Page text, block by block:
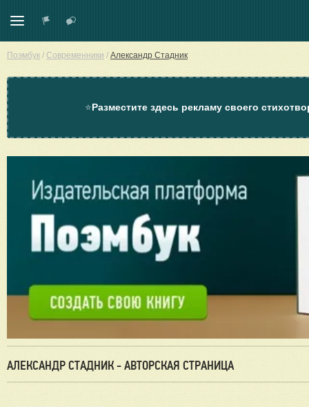
Поэмбук / Современники / Александр Стадник
⭐Разместите здесь рекламу своего
АЛЕКСАНДР СТАДНИК - АВТОРСКАЯ СТРАНИЦА